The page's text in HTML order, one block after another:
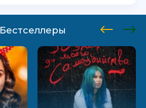
Бестселлеры